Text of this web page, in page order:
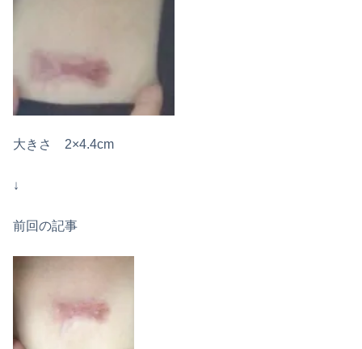
大きさ 2×4.4cm
↓
前回の記事